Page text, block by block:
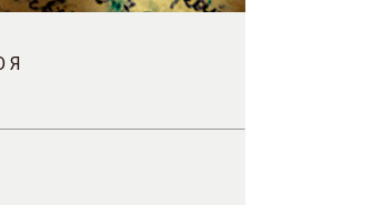
Я